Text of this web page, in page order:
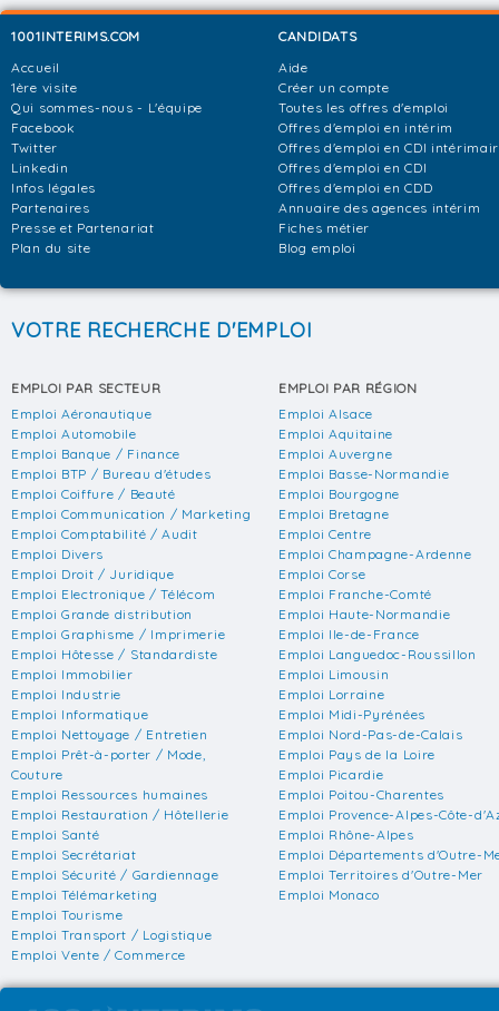
1001INTERIMS.COM
Accueil
1ère visite
Qui sommes-nous - L'équipe
Facebook
Twitter
Linkedin
Infos légales
Partenaires
Presse et Partenariat
Plan du site
CANDIDATS
Aide
Créer un compte
Toutes les offres d'emploi
Offres d'emploi en intérim
Offres d'emploi en CDI
Offres d'emploi en CDI
Offres d'emploi en CDD
Annuaire des agences intérim
Fiches métier
Blog emploi
VOTRE RECHERCHE D'EMPLOI
EMPLOI PAR SECTEUR
Emploi Aéronautique
Emploi Automobile
Emploi Banque / Finance
Emploi BTP / Bureau d'études
Emploi Coiffure / Beauté
Emploi Communication / Marketing
Emploi Comptabilité / Audit
Emploi Divers
Emploi Droit / Juridique
Emploi Electronique / Télécom
Emploi Grande distribution
Emploi Graphisme / Imprimerie
Emploi Hôtesse / Standardiste
Emploi Immobilier
Emploi Industrie
Emploi Informatique
Emploi Nettoyage / Entretien
Emploi Prêt-à-porter / Mode,
Couture
Emploi Ressources humaines
Emploi Restauration / Hôtellerie
Emploi Santé
Emploi Secrétariat
Emploi Sécurité / Gardiennage
Emploi Télémarketing
Emploi Tourisme
Emploi Transport / Logistique
Emploi Vente / Commerce
EMPLOI PAR RÉGION
Emploi Alsace
Emploi Aquitaine
Emploi Auvergne
Emploi Basse-Normandie
Emploi Bourgogne
Emploi Bretagne
Emploi Centre
Emploi Champagne-Ardenne
Emploi Corse
Emploi Franche-Comté
Emploi Haute-Normandie
Emploi Ile-de-France
Emploi Languedoc-Roussillon
Emploi Limousin
Emploi Lorraine
Emploi Midi-Pyrénées
Emploi Nord-Pas-de-Calais
Emploi Pays de la Loire
Emploi Picardie
Emploi Poitou-Charentes
Emploi Provence-Alpes-Côte-
Emploi Rhône-Alpes
Emploi Départements d'Outre-
Emploi Territoires d'Outre-Mer
Emploi Monaco